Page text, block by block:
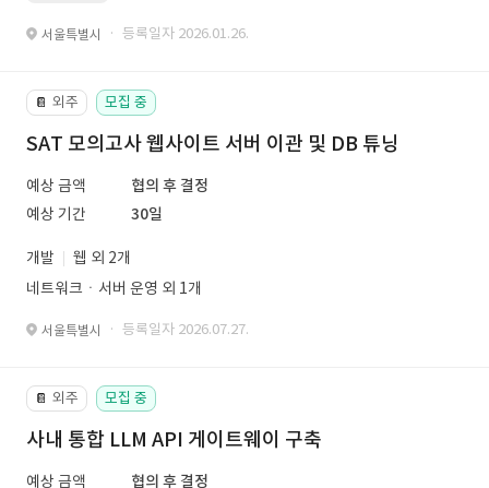
서울특별시 · 등록일자 2026.01.26.
📔 외주 모집 중
SAT 모의고사 웹사이트 서버 이관 및 DB 튜닝
예상 금액
협의 후 결정
예상 기간
30일
개발
웹 외 2개
네트워크ㆍ서버 운영 외 1개
서울특별시 · 등록일자 2026.07.27.
📔 외주 모집 중
사내 통합 LLM API 게이트웨이 구축
예상 금액
협의 후 결정